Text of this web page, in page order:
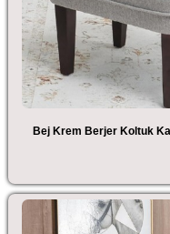
Bej Krem Berjer Koltuk